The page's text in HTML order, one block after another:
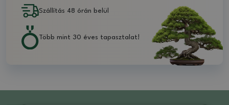
Szállítás 48 órán belül
Több mint 30 éves tapasztalat!